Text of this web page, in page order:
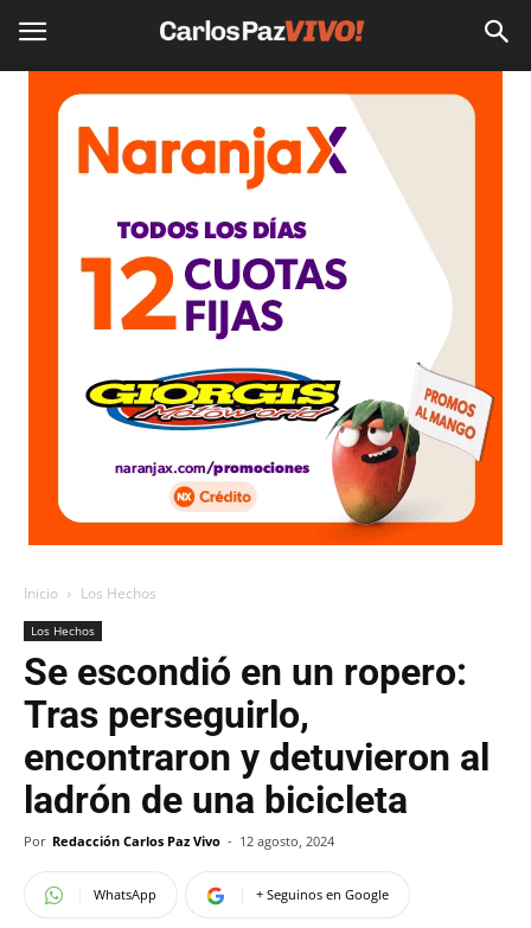
Inicio Los Hechos
Los Hechos
Se escondió en un ropero:
Tras perseguirlo,
encontraron y detuvieron al
ladrón de una bicicleta
Por Redacción Carlos Paz Vivo - 12 agosto, 2024
WhatsApp + Seguinos en Google